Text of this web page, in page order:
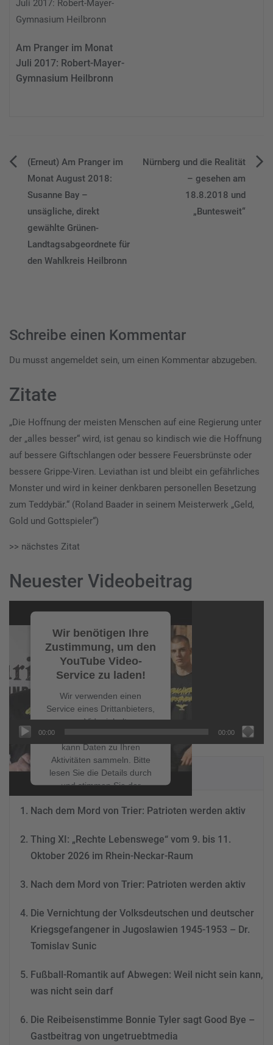
Am Pranger im Monat
Juli 2017: Robert-Mayer-
Gymnasium Heilbronn
Beitragsnavigation
(Erneut) Am Pranger im
Monat August 2018:
Susanne Bay –
unsägliche, direkt
gewählte Grünen-
Landtagsabgeordnete für
den Wahlkreis Heilbronn
Nürnberg und die Realität
– gesehen am
18.8.2018 und
„Buntesweit“
Schreibe einen Kommentar
Du musst angemeldet sein, um einen Kommentar abzugeben.
Zitate
„Die Hoffnung der meisten Menschen auf eine Regierung unter
der „alles besser“ wird, ist genau so kindisch wie die Hoffnung
auf bessere Giftschlangen oder bessere Feuersbrünste oder
bessere Grippe-Viren. Leviathan ist und bleibt ein gefährliches
Monster und wird in keiner denkbaren personellen Besetzung
zum Teddybär.“ (Roland Baader in seinem Meisterwerk „Geld,
Gold und Gottspieler“)
>> nächstes Zitat
Neuester Videobeitrag
Player
Wir benötigen Ihre
Zustimmung, um den
YouTube Video-
Service zu laden!
Wir verwenden einen
Service eines Drittanbieters,
um Videoinhalte
einzubetten. Dieser Service
kann Daten zu Ihren
Aktivitäten sammeln. Bitte
lesen Sie die Details durch
und stimmen Sie der
Nutzung des Service zu, um
dieses Video anzusehen.
Mehr Informationen
Consent Management
&
00:00 00:00
NEUESTE BEITRÄGE
Nach dem Mord von Trier: Patrioten werden aktiv
Thing XI: „Rechte Lebenswege“ vom 9. bis 11.
Oktober 2026 im Rhein-Neckar-Raum
Nach dem Mord von Trier: Patrioten werden aktiv
Die Vernichtung der Volksdeutschen und deutscher
Kriegsgefangener in Jugoslawien 1945-1953 – Dr.
Tomislav Sunic
Fußball-Romantik auf Abwegen: Weil nicht sein kann,
was nicht sein darf
Die Reibeisenstimme Bonnie Tyler sagt Good Bye –
Gastbeitrag von ungetruebtmedia